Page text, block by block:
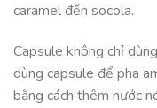
caramel đến socola.
Capsule không chỉ
dùng capsule để pha
bằng cách thêm nước